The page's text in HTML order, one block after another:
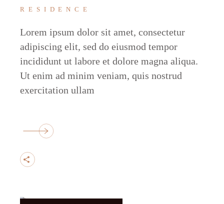
RESIDENCE
Lorem ipsum dolor sit amet, consectetur
adipiscing elit, sed do eiusmod tempor
incididunt ut labore et dolore magna aliqua.
Ut enim ad minim veniam, quis nostrud
exercitation ullam